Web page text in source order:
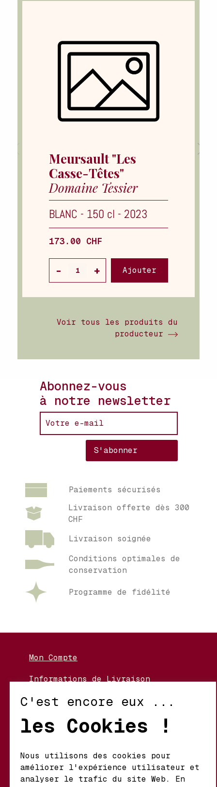
Meursault "Les
Casse-Têtes"
Domaine Tessier
BLANC - 150 cl - 2023
173.00 CHF
Ajouter
Voir tous les produits du
producteur
Abonnez-vous
à notre newsletter
Paiements sécurisés
Livraison offerte dès 300
CHF
Livraison soignée
Conditions optimales de
conservation
Programme de fidélité
Mon Compte
Informations de Livraison
Conditions d’Utilisation
Mathieu S.A. Vins fins
C'est encore eux ...
les Cookies !
Nous utilisons des cookies pour
améliorer l'expérience utilisateur et
analyser le trafic du site Web. En